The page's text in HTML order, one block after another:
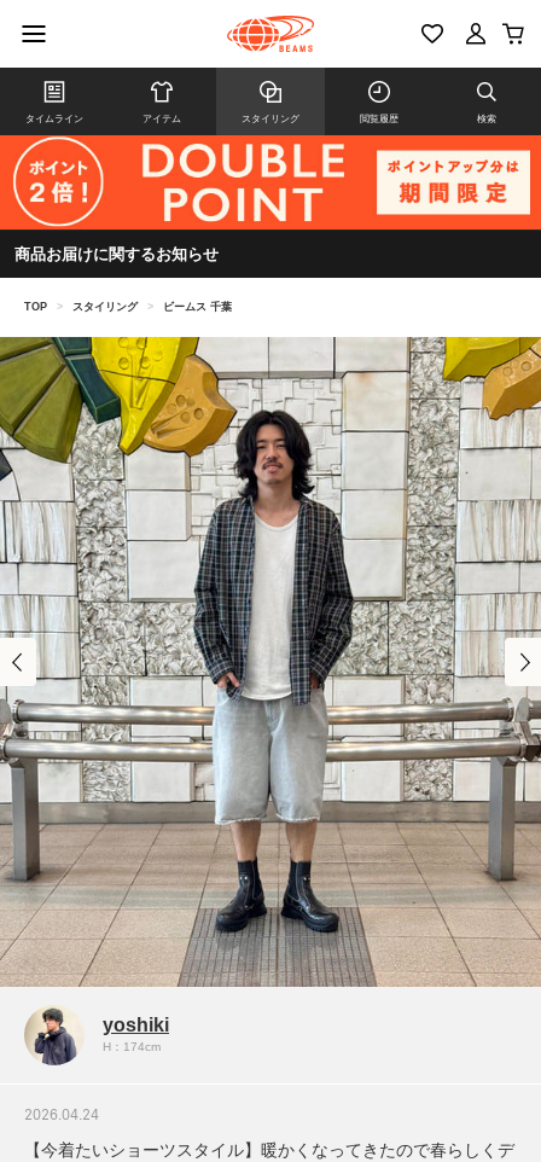
タイムライン アイテム スタイリング 閲覧履歴 検索
商品お届けに関するお知らせ
TOP > スタイリング > ビームス 千葉
yoshiki
H：174cm
2026.04.24
【今着たいショーツスタイル】暖かくなってきたので春らしくデ